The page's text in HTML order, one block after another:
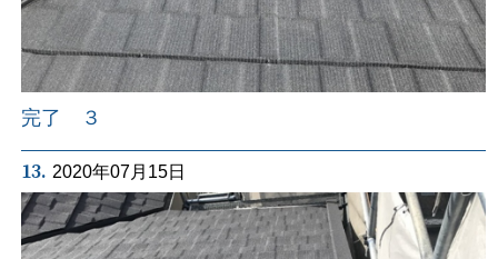
完了 ３
13. 2020年07月15日